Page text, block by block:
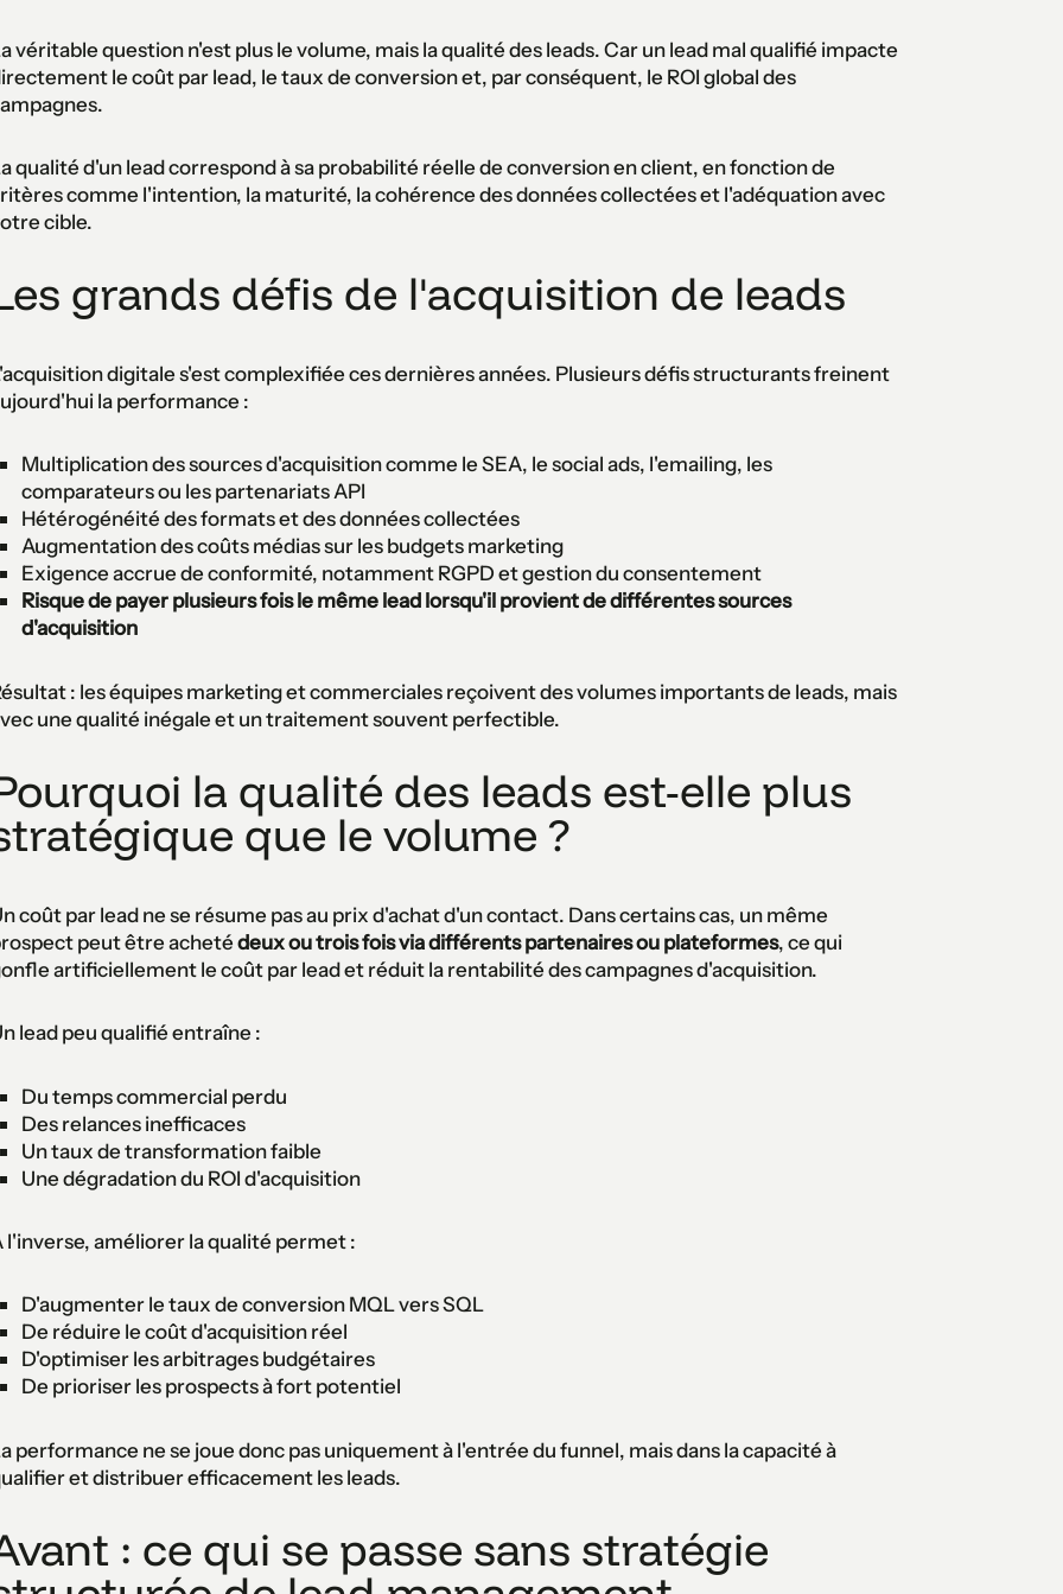
véritable question n'est plus le volume, mais la qualité des leads. Car un lead mal qualifié impacte
le coût par lead, le taux de conversion et, par conséquent, le ROI global des
qualité d'un lead correspond à sa probabilité réelle de conversion en client, en fonction de
comme l'intention, la maturité, la cohérence des données collectées et l'adéquation avec
cible.
grands défis de l'acquisition de leads
digitale s'est complexifiée ces dernières années. Plusieurs défis structurants freinent
la performance :
Multiplication des sources d'acquisition comme le SEA, le social ads, l'emailing, les
comparateurs ou les partenariats API
Hétérogénéité des formats et des données collectées
Augmentation des coûts médias sur les budgets marketing
Exigence accrue de conformité, notamment RGPD et gestion du consentement
Risque de payer plusieurs fois le même lead lorsqu'il provient de différentes sources
d'acquisition
: les équipes marketing et commerciales reçoivent des volumes importants de leads, mais
une qualité inégale et un traitement souvent perfectible.
la qualité des leads est-elle plus
que le volume ?
coût par lead ne se résume pas au prix d'achat d'un contact. Dans certains cas, un même
peut être achetédeux ou trois fois via différents partenaires ou plateformes, ce qui
artificiellement le coût par lead et réduit la rentabilité des campagnes d'acquisition.
lead peu qualifié entraîne :
Du temps commercial perdu
Des relances inefficaces
Un taux de transformation faible
Une dégradation du ROI d'acquisition
l'inverse, améliorer la qualité permet :
D'augmenter le taux de conversion MQL vers SQL
De réduire le coût d'acquisition réel
D'optimiser les arbitrages budgétaires
De prioriser les prospects à fort potentiel
performance ne se joue donc pas uniquement à l'entrée du funnel, mais dans la capacité à
et distribuer efficacement les leads.
: ce qui se passe sans stratégie